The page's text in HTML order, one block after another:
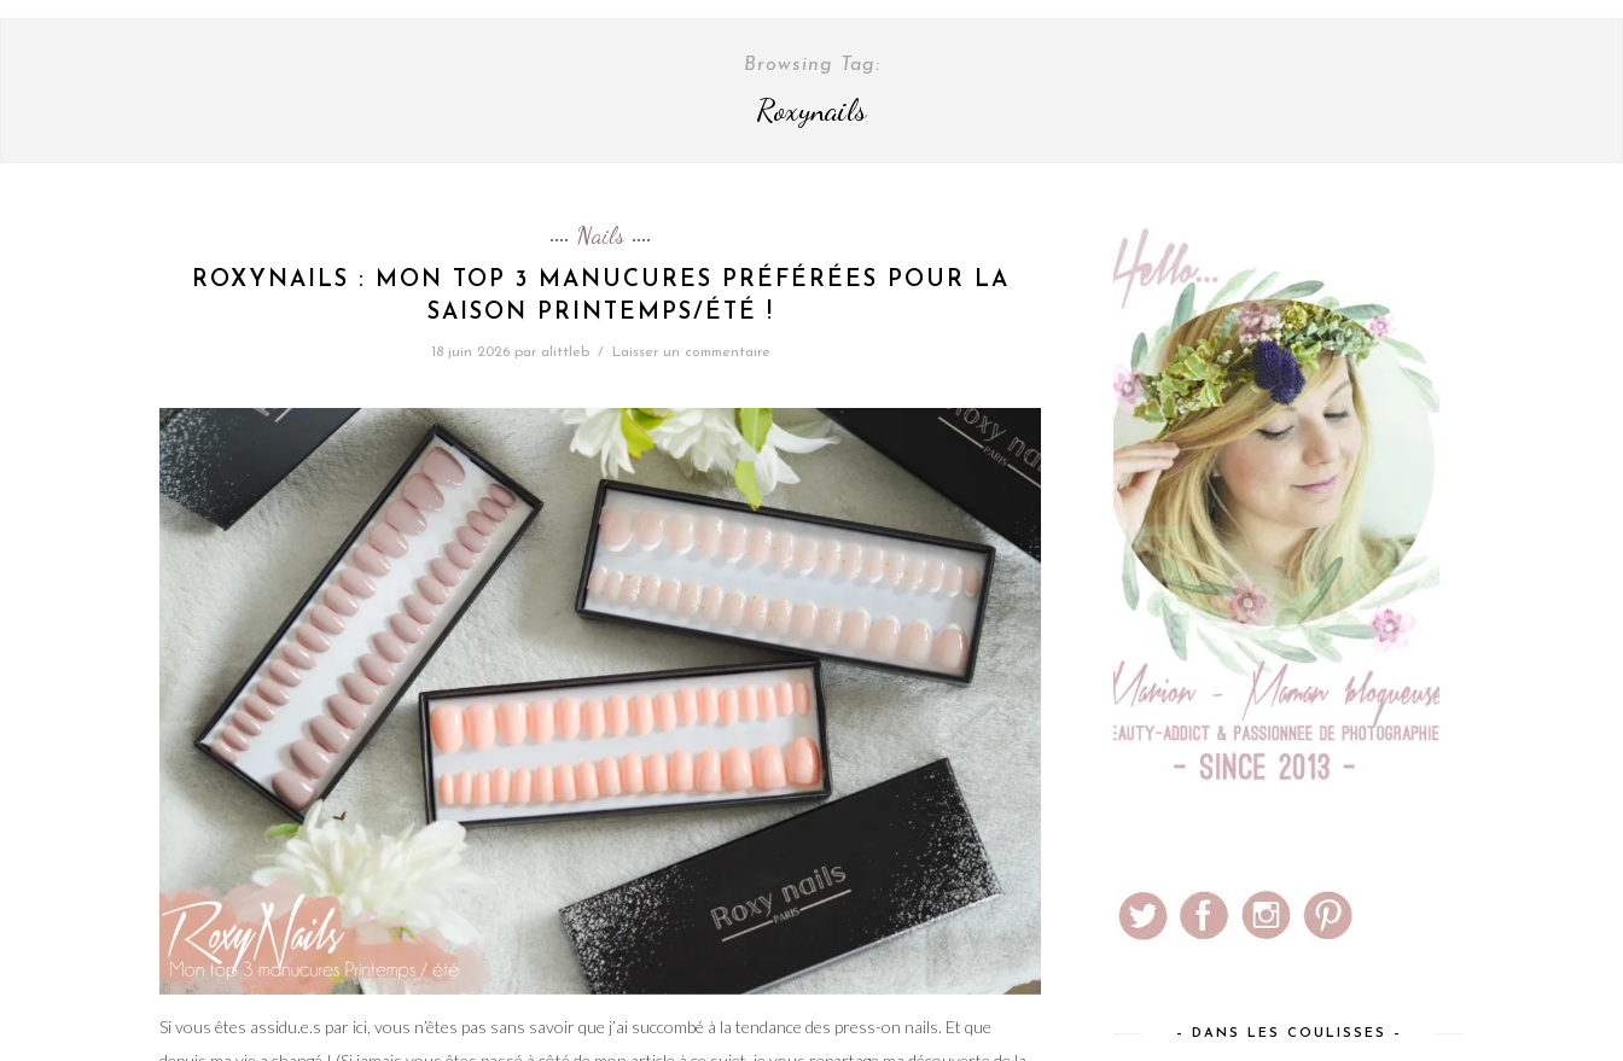
Browsing Tag:
Roxynails
Nails
ROXYNAILS : MON TOP 3 MANUCURES PRÉFÉRÉES POUR LA
SAISON PRINTEMPS/ÉTÉ !
18 juin 2026 par alittleb / Laisser un commentaire
Si vous êtes assidu.e.s par ici, vous n’êtes pas sans savoir que j’ai succombé à la tendance des press-on nails. Et que
– DANS LES COULISSES –